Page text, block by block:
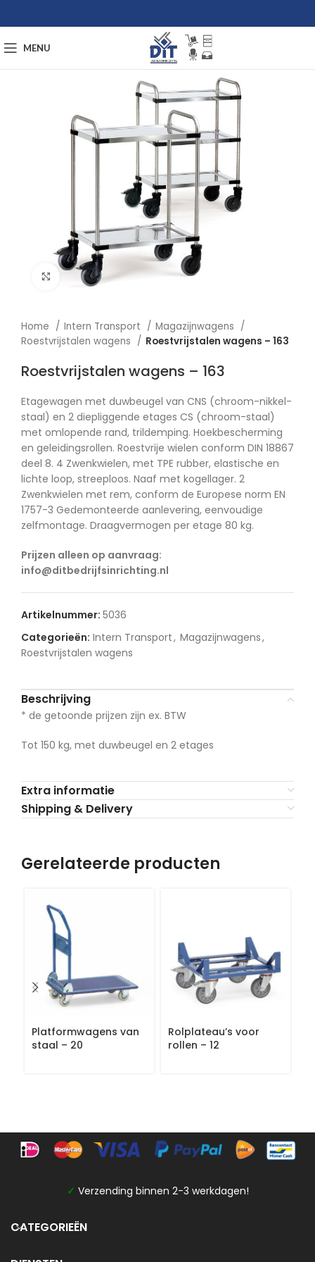
MENU
Afbeelding vergroten
Home Intern Transport
Magazijnwagens
Roestvrijstalen wagens
Roestvrijstalen wagens – 163
Roestvrijstalen wagens – 163
Etagewagen met duwbeugel van CNS (chroom-nikkel-
staal) en 2 diepliggende etages CS (chroom-staal)
met omlopende rand, trildemping. Hoekbescherming
en geleidingsrollen. Roestvrije wielen conform DIN 18867
deel 8. 4 Zwenkwielen, met TPE rubber, elastische en
lichte loop, streeploos. Naaf met kogellager. 2
Zwenkwielen met rem, conform de Europese norm EN
1757-3 Gedemonteerde aanlevering, eenvoudige
zelfmontage. Draagvermogen per etage 80 kg.
Prijzen alleen op aanvraag:
info@ditbedrijfsinrichting.nl
Artikelnummer: 5036
Categorieën: Intern Transport, Magazijnwagens,
Roestvrijstalen wagens
Beschrijving
* de getoonde prijzen zijn ex. BTW
Tot 150 kg, met duwbeugel en 2 etages
Extra informatie
Shipping & Delivery
Gerelateerde producten
Platformwagens van
staal – 20
Rolplateau’s voor
rollen – 12
✓ Verzending binnen 2-3 werkdagen!
CATEGORIEËN